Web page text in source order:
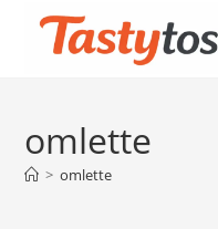
omlette
> omlette